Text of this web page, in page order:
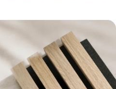
konto
naszej aktualnej oferty lub